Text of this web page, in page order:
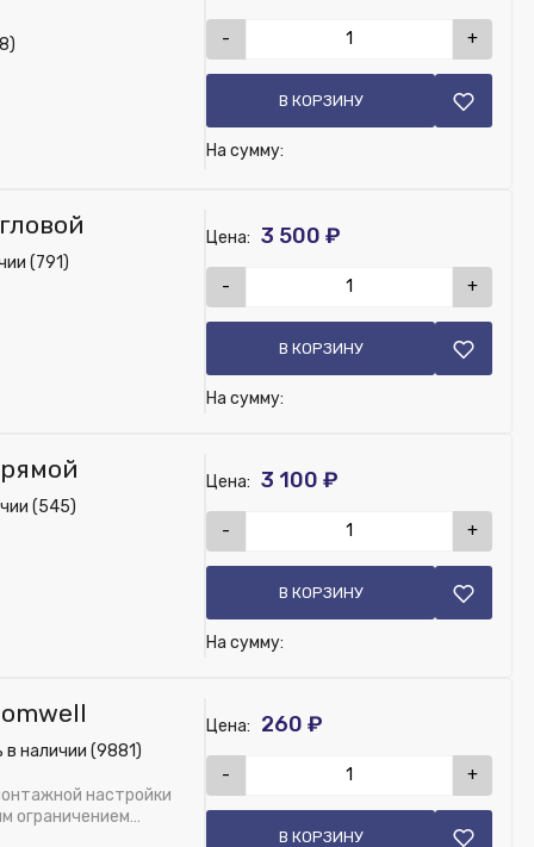
- +
В КОРЗИНУ
На сумму:
(791)
Цена: 3 500 ₽
- +
В КОРЗИНУ
На сумму:
(545)
Цена: 3 100 ₽
- +
В КОРЗИНУ
На сумму:
в наличии (9881)
настройки
ограничением
Цена: 260 ₽
- +
В КОРЗИНУ